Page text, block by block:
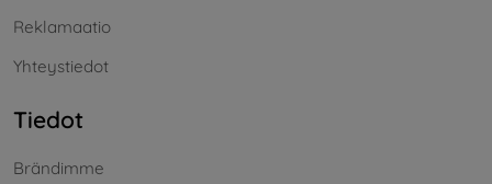
Reklamaatio
Yhteystiedot
Tiedot
Brändimme